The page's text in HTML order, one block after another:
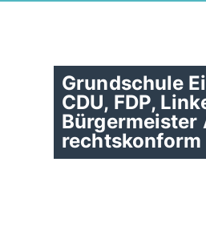
Grundschule
CDU, FDP,
Bürgermeister
rechtskonform